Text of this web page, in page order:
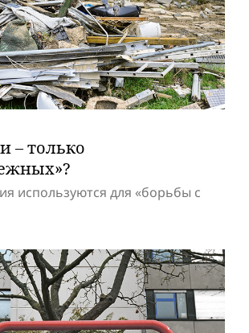
– только
используются для «борьбы с